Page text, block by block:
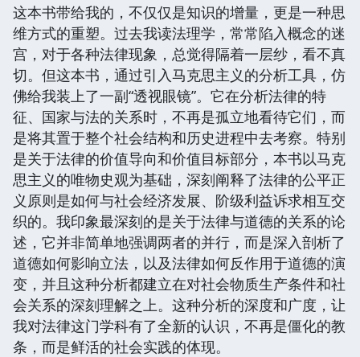
这本书带给我的，不仅仅是知识的增量，更是一种思
维方式的重塑。过去我读法理学，常常陷入概念的迷
宫，对于各种法律现象，总觉得隔着一层纱，看不真
切。但这本书，通过引入马克思主义的分析工具，仿
佛给我装上了一副“透视眼镜”。它在分析法律的特
征、国家与法的关系时，不再是孤立地看待它们，而
是将其置于整个社会结构和历史进程中去考察。特别
是关于法律的价值导向和价值目标部分，本书以马克
思主义的唯物史观为基础，深刻阐释了法律的公平正
义原则是如何与社会经济发展、阶级利益诉求相互交
织的。我印象最深刻的是关于法律与道德的关系的论
述，它并非简单地强调两者的并行，而是深入剖析了
道德如何影响立法，以及法律如何反作用于道德的演
变，并且这种分析都建立在对社会物质生产条件和社
会关系的深刻理解之上。这种分析的深度和广度，让
我对法律这门学科有了全新的认识，不再是僵化的教
条，而是鲜活的社会实践的体现。